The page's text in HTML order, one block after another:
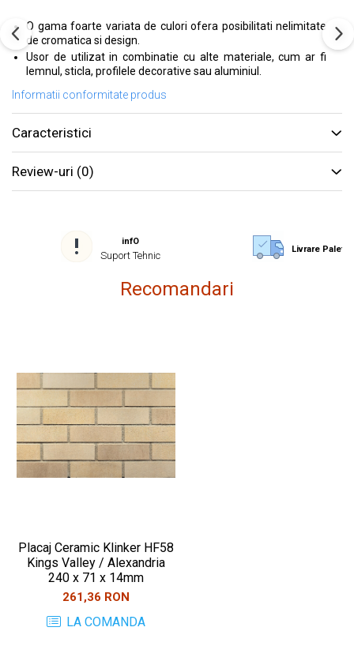
O gama foarte variata de culori ofera posibilitati nelimitate
de cromatica si design.
Usor de utilizat in combinatie cu alte materiale, cum ar fi
lemnul, sticla, profilele decorative sau aluminiul.
Informatii conformitate produs
Caracteristici
Review-uri (0)
infO
Suport Tehnic Livrare
Recomandari
Placaj Ceramic Klinker HF58
Kings Valley / Alexandria
240 x 71 x 14mm
261,36 RON
LA COMANDA